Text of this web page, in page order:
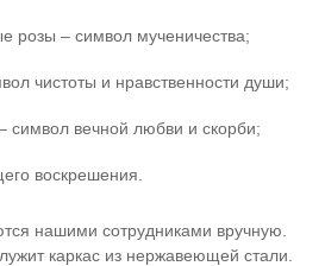
розы – символ мученичества;
чистоты и нравственности души;
символ вечной любви и скорби;
воскрешения.
нашими сотрудниками вручную.
каркас из нержавеющей стали.